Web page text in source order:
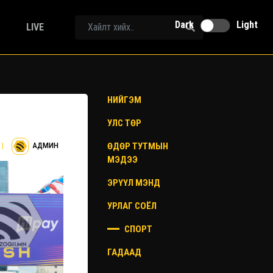
LIVE Dark Light
| АДМИН
НИЙГЭМ
УЛС ТӨР
ӨДӨР ТУТМЫН
МЭДЭЭ
ЭРҮҮЛ МЭНД
УРЛАГ СОЁЛ
СПОРТ
ГАДААД